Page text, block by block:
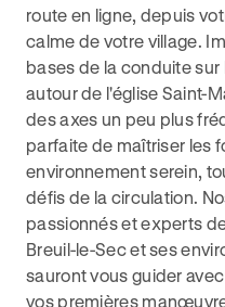
route en ligne, depuis
calme de votre village.
bases de la conduite
autour de l'église Saint-
des axes un peu plus
parfaite de maîtriser les
environnement serein,
défis de la circulation.
passionnés et experts
Breuil-le-Sec et ses
sauront vous guider
vos premières